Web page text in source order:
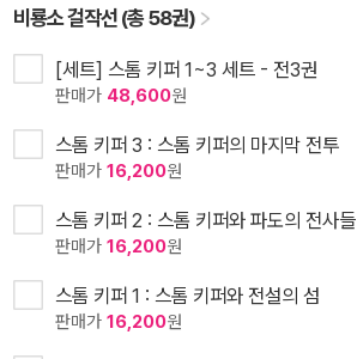
비룡소 걸작선 (총 58권)
[세트] 스톰 키퍼 1~3 세트 - 전3권
판매가 48,600원
스톰 키퍼 3 : 스톰 키퍼의 마지막 전투
판매가 16,200원
스톰 키퍼 2 : 스톰 키퍼와 파도의 전사들
판매가 16,200원
스톰 키퍼 1 : 스톰 키퍼와 전설의 섬
판매가 16,200원